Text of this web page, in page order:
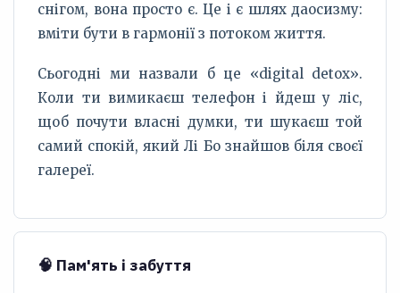
снігом, вона просто є. Це і є шлях даосизму:
вміти бути в гармонії з потоком життя.
Сьогодні ми назвали б це «digital detox».
Коли ти вимикаєш телефон і йдеш у ліс,
щоб почути власні думки, ти шукаєш той
самий спокій, який Лі Бо знайшов біля своєї
галереї.
🧠 Пам'ять і забуття